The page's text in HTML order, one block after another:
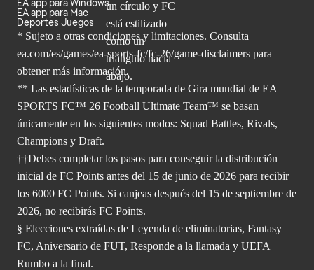
EA app para Windows
EA app para Mac
Deportes Juegos
* Sujeto a otras condiciones y limitaciones. Consulta
ea.com/es/games/ea-sports-fc/fc-26/game-disclaimers para
obtenermás información.
** Las estadísticas de la temporada de Gira mundial de EA
SPORTS FC™ 26 Football Ultimate Team™ se basan
únicamente en los siguientes modos: Squad Battles, Rivals,
Champions y Draft.
††Debes completar los pasos para conseguir la distribución
inicial de FC Points antes del 15 de junio de 2026 para recibir
los 6000 FC Points. Si canjeas después del 15 de septiembre de
2026, no recibirás FC Points.
§ Elecciones extraídas de Leyenda de eliminatorias, Fantasy
FC, Aniversario de FUT, Responde a la llamada y UEFA
Rumbo a la final.